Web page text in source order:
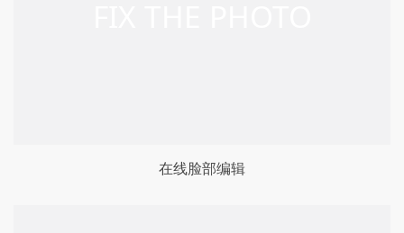
在线脸部编辑